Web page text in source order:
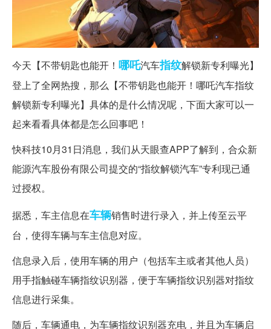
今天【不带钥匙也能开！ 哪吒汽车指纹解锁新专利曝光】
登上了全网热搜，那么【不带钥匙也能开！哪吒汽车指纹
解锁新专利曝光】具体的是什么情况呢，下面大家可以一
起来看看具体都是怎么回事吧！
快科技10月31日消息，我们从天眼查APP了解到，合众新
能源汽车股份有限公司提交的“指纹解锁汽车”专利现已通
过授权。
据悉，车主信息在车辆销售时进行录入，并上传至云平
台，使得车辆与车主信息对应。
信息录入后，使用车辆的用户（包括车主或者其他人员）
用手指触碰车辆指纹识别器，便于车辆指纹识别器对指纹
信息进行采集。
随后，车辆通电，为车辆指纹识别器充电，并且为车辆启